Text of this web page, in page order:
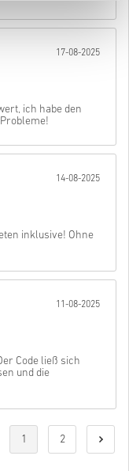
Link zu deinem
17-08-2025
ich habe den
14-08-2025
inklusive! Ohne
11-08-2025
Code ließ sich
und die
1 2